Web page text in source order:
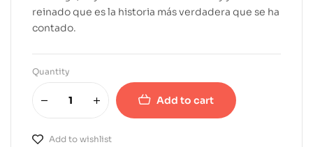
reinado que es la historia más verdadera que se ha
contado.
Quantity
Add to cart
Add to wishlist
A
l